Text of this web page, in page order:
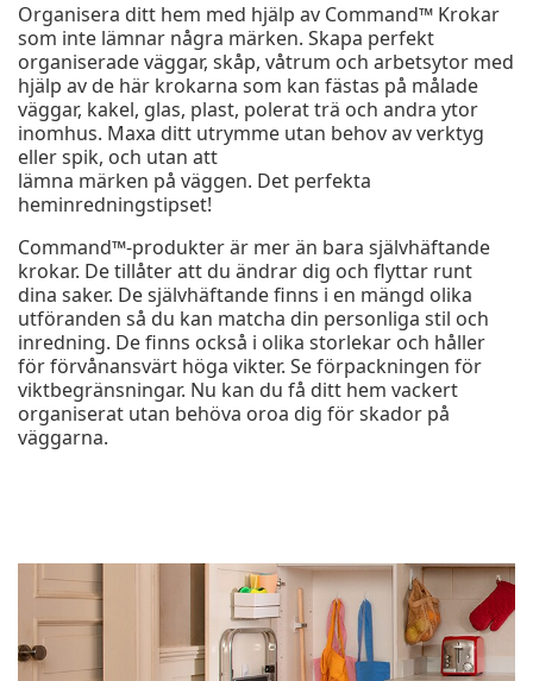
Organisera ditt hem med hjälp av Command™ Krokar
som inte lämnar några märken. Skapa perfekt
organiserade väggar, skåp, våtrum och arbetsytor med
hjälp av de här krokarna som kan fästas på målade
väggar, kakel, glas, plast, polerat trä och andra ytor
inomhus. Maxa ditt utrymme utan behov av verktyg
eller spik, och utan att
lämna märken på väggen. Det perfekta
heminredningstipset!
Command™-produkter är mer än bara självhäftande
krokar. De tillåter att du ändrar dig och flyttar runt
dina saker. De självhäftande finns i en mängd olika
utföranden så du kan matcha din personliga stil och
inredning. De finns också i olika storlekar och håller
för förvånansvärt höga vikter. Se förpackningen för
viktbegränsningar. Nu kan du få ditt hem vackert
organiserat utan behöva oroa dig för skador på
väggarna.